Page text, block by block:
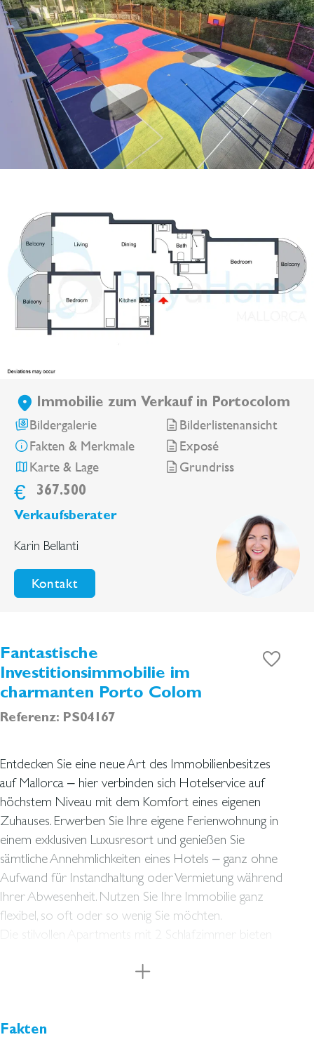
Immobilie zum Verkauf in Portocolom
Bildergalerie
Fakten & Merkmale
Karte & Lage
Bilderlistenansicht
Exposé
Grundriss
€ 367.500
Verkaufsberater
Karin Bellanti
Kontakt
Fantastische
Investitionsimmobilie im
charmanten Porto Colom
Referenz: PS04167
Entdecken Sie eine neue Art des Immobilienbesitzes
auf Mallorca – hier verbinden sich Hotelservice auf
höchstem Niveau mit dem Komfort eines eigenen
Zuhauses. Erwerben Sie Ihre eigene Ferienwohnung in
einem exklusiven Luxusresort und genießen Sie
sämtliche Annehmlichkeiten eines Hotels – ganz ohne
Aufwand für Instandhaltung oder Vermietung während
Ihrer Abwesenheit. Nutzen Sie Ihre Immobilie ganz
flexibel, so oft oder so wenig Sie möchten.
Die stilvollen Apartments mit 2 Schlafzimmer bieten
hellen, luftigen Räumen. Große Fensterfronten lassen
Atmosphäre schaffen.
Fakten